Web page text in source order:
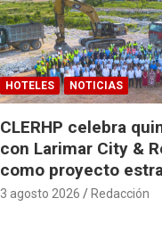
HOTELES NOTICIAS
CLERHP celebra
con Larimar City &
como proyecto
3 agosto 2026 Redacción